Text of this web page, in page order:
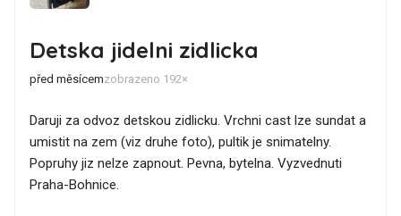
Detska jidelni zidlicka
před měsícemzobrazeno 192×
Daruji za odvoz detskou zidlicku. Vrchni cast lze sundat a
umistit na zem (viz druhe foto), pultik je snimatelny.
Popruhy jiz nelze zapnout. Pevna, bytelna. Vyzvednuti
Praha-Bohnice.